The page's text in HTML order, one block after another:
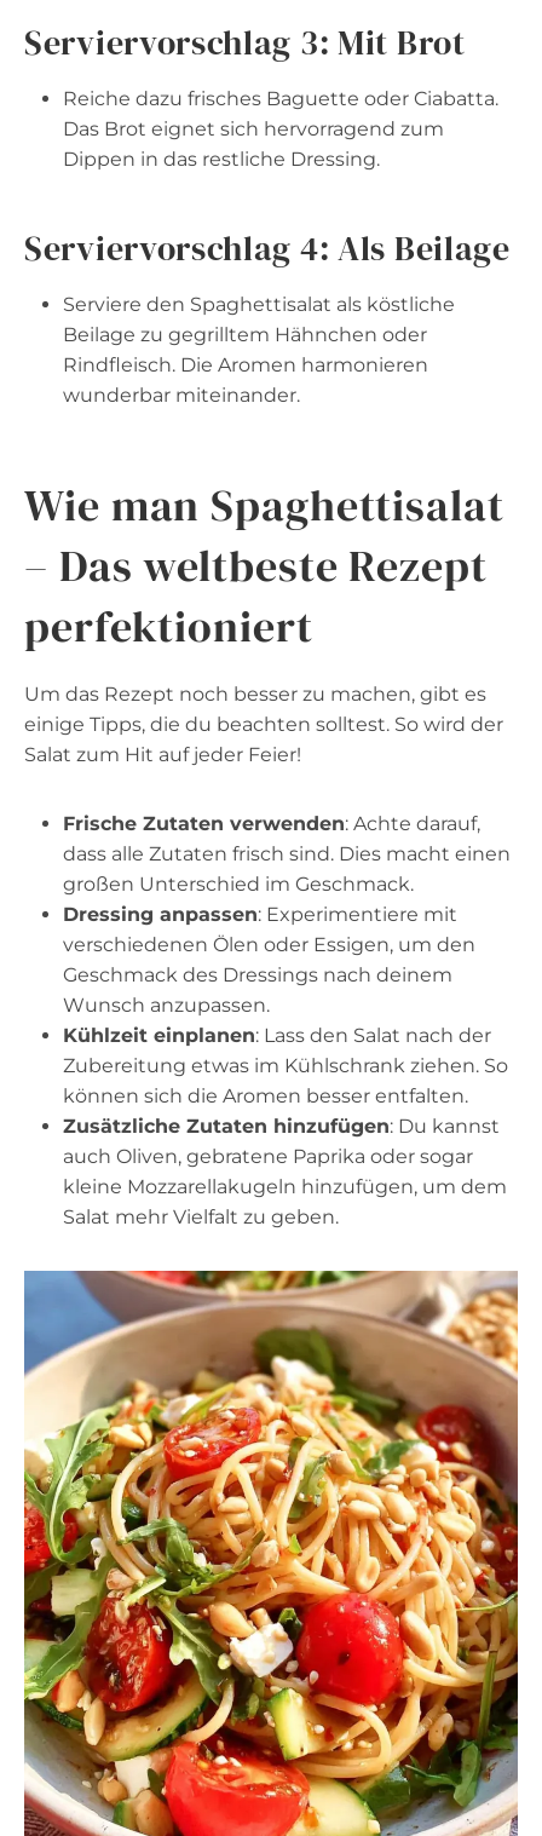
Serviervorschlag 3: Mit Brot
Reiche dazu frisches Baguette oder Ciabatta.
Das Brot eignet sich hervorragend zum
Dippen in das restliche Dressing.
Serviervorschlag 4: Als Beilage
Serviere den Spaghettisalat als köstliche
Beilage zu gegrilltem Hähnchen oder
Rindfleisch. Die Aromen harmonieren
wunderbar miteinander.
Wie man Spaghettisalat
– Das weltbeste Rezept
perfektioniert
Um das Rezept noch besser zu machen, gibt es
einige Tipps, die du beachten solltest. So wird der
Salat zum Hit auf jeder Feier!
Frische Zutaten verwenden: Achte darauf,
dass alle Zutaten frisch sind. Dies macht einen
großen Unterschied im Geschmack.
Dressing anpassen: Experimentiere mit
verschiedenen Ölen oder Essigen, um den
Geschmack des Dressings nach deinem
Wunsch anzupassen.
Kühlzeit einplanen: Lass den Salat nach der
Zubereitung etwas im Kühlschrank ziehen. So
können sich die Aromen besser entfalten.
Zusätzliche Zutaten hinzufügen: Du kannst
auch Oliven, gebratene Paprika oder sogar
kleine Mozzarellakugeln hinzufügen, um dem
Salat mehr Vielfalt zu geben.